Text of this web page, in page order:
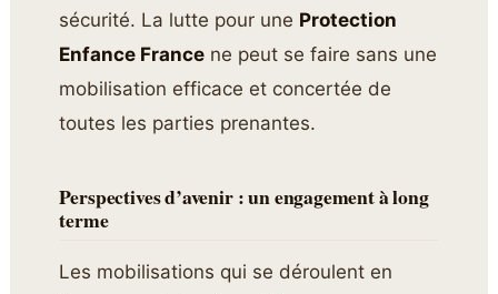
sécurité. La lutte pour une Protection
Enfance France ne peut se faire sans une
mobilisation efficace et concertée de
toutes les parties prenantes.
Perspectives d’avenir : un engagement à long
terme
Les mobilisations qui se déroulent en